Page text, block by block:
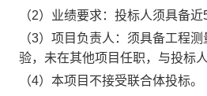
（2）业绩要求：投标人须具备近
（3）项目负责人：须具备工程测
验，未在其他项目任职，与投标
（4）本项目不接受联合体投标。